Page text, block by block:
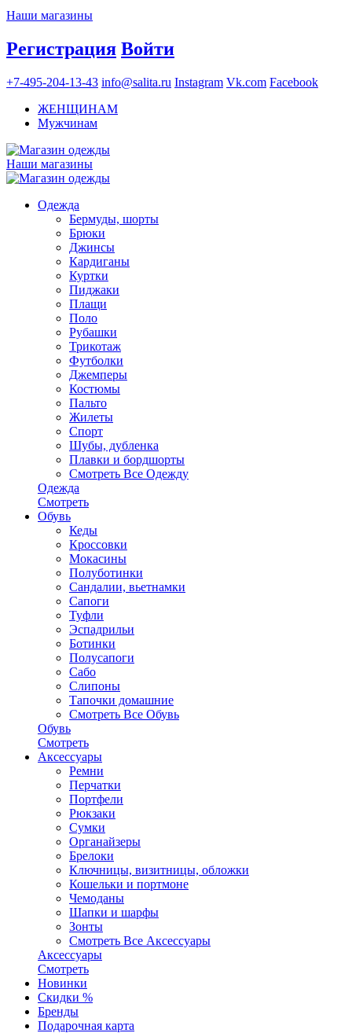
Наши магазины
Регистрация Войти
+7-495-204-13-43 info@salita.ru Instagram Vk.com Facebook
ЖЕНЩИНАМ
Мужчинам
Наши магазины
Одежда
Бермуды, шорты
Брюки
Джинсы
Кардиганы
Куртки
Пиджаки
Плащи
Поло
Рубашки
Трикотаж
Футболки
Джемперы
Костюмы
Пальто
Жилеты
Спорт
Шубы, дубленка
Плавки и бордшорты
Смотреть Все Одежду
Одежда
Смотреть
Обувь
Кеды
Кроссовки
Мокасины
Полуботинки
Сандалии, вьетнамки
Сапоги
Туфли
Эспадрильи
Ботинки
Полусапоги
Сабо
Слипоны
Тапочки домашние
Смотреть Все Обувь
Обувь
Смотреть
Аксесcуары
Ремни
Перчатки
Портфели
Рюкзаки
Сумки
Органайзеры
Брелоки
Ключницы, визитницы, обложки
Кошельки и портмоне
Чемоданы
Шапки и шарфы
Зонты
Смотреть Все Аксесcуары
Аксесcуары
Смотреть
Новинки
Скидки %
Бренды
Подарочная карта